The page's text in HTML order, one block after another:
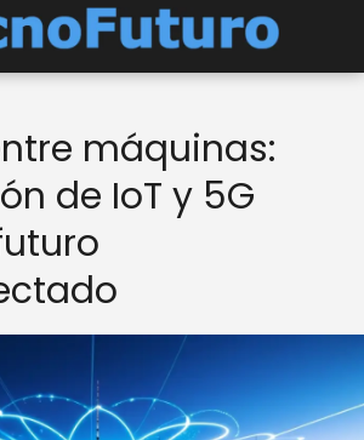
máquinas:
de IoT y 5G